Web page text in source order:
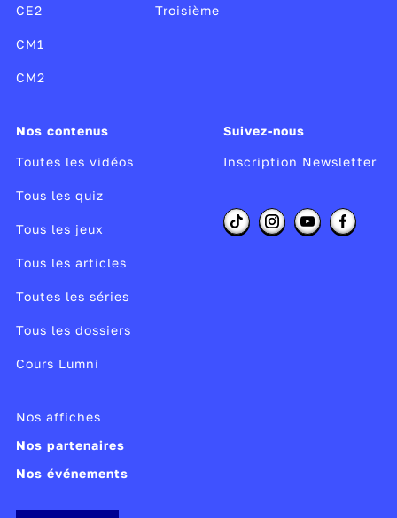
CE2
CM1
CM2
Troisième
Nos contenus
Toutes les vidéos
Tous les quiz
Tous les jeux
Tous les articles
Toutes les séries
Tous les dossiers
Cours Lumni
Suivez-nous
Inscription Newsletter
Nos affiches
Nos partenaires
Nos événements